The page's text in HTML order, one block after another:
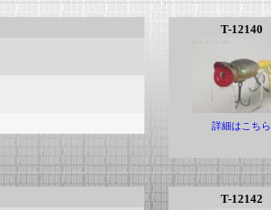
T-12140
詳細はこちら
T-12142